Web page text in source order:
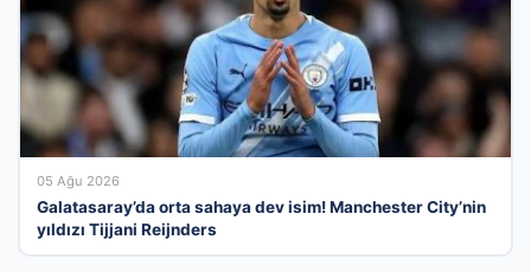
05 Ağu 2026
Galatasaray’da orta sahaya dev isim! Manchester City’nin
yıldızı Tijjani Reijnders